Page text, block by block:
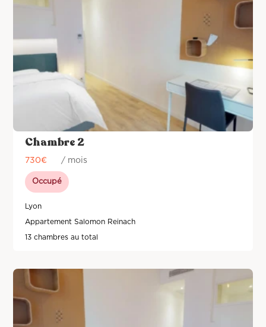
Chambre 2
730€ / mois
Occupé
Lyon
Appartement Salomon Reinach
13 chambres au total